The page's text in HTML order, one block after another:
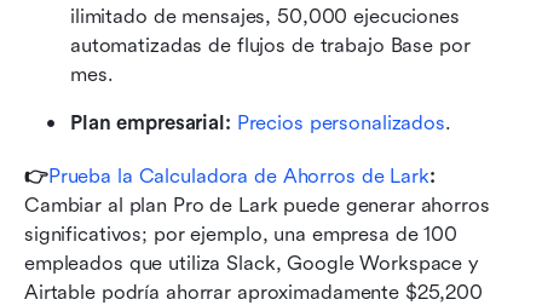
ilimitado de mensajes, 50,000 ejecuciones
automatizadas de flujos de trabajo Base por
mes.
Plan empresarial: Precios personalizados.
👉Prueba la Calculadora de Ahorros de Lark:
Cambiar al plan Pro de Lark puede generar ahorros
significativos; por ejemplo, una empresa de 100
empleados que utiliza Slack, Google Workspace y
Airtable podría ahorrar aproximadamente $25,200